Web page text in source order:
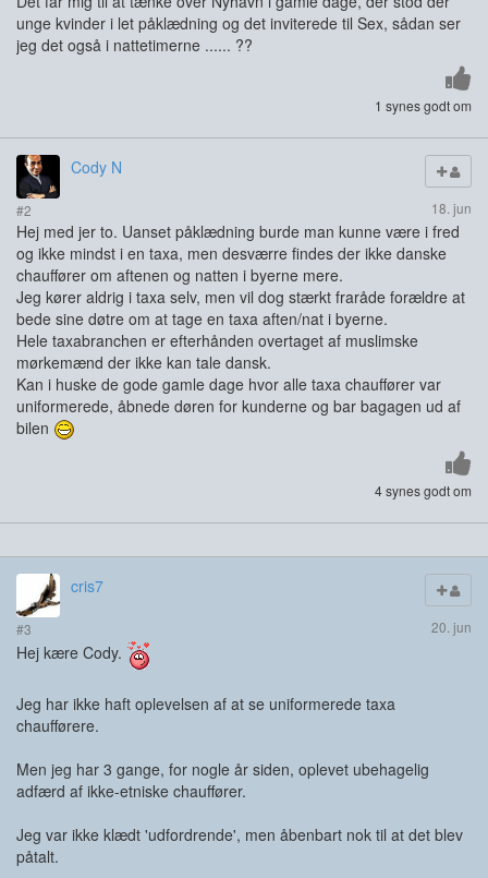
unge kvinder i let påklædning og det inviterede til Sex, sådan ser
jeg det også i nattetimerne ...... ??
1 synes godt om
Cody N
#2 18. jun
Hej med jer to. Uanset påklædning burde man kunne være i fred
og ikke mindst i en taxa, men desværre findes der ikke danske
chauffører om aftenen og natten i byerne mere.
Jeg kører aldrig i taxa selv, men vil dog stærkt fraråde forældre at
bede sine døtre om at tage en taxa aften/nat i byerne.
Hele taxabranchen er efterhånden overtaget af muslimske
mørkemænd der ikke kan tale dansk.
Kan i huske de gode gamle dage hvor alle taxa chauffører var
uniformerede, åbnede døren for kunderne og bar bagagen ud af
bilen
4 synes godt om
cris7
#3 20. jun
Hej kære Cody.
Jeg har ikke haft oplevelsen af at se uniformerede taxa
chaufførere.
Men jeg har 3 gange, for nogle år siden, oplevet ubehagelig
adfærd af ikke-etniske chauffører.
Jeg var ikke klædt 'udfordrende', men åbenbart nok til at det blev
påtalt.